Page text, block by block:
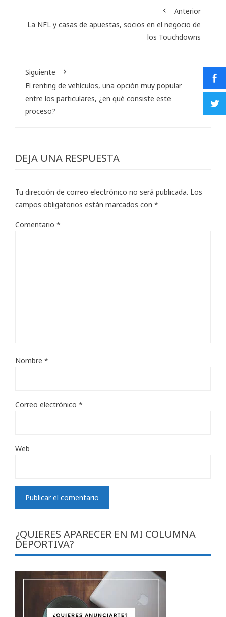
Anterior
La NFL y casas de apuestas, socios en el negocio de
los Touchdowns
Siguiente
El renting de vehículos, una opción muy popular
entre los particulares, ¿en qué consiste este
proceso?
DEJA UNA RESPUESTA
Tu dirección de correo electrónico no será publicada. Los
campos obligatorios están marcados con *
Comentario *
Nombre *
Correo electrónico *
Web
¿QUIERES APARECER EN MI COLUMNA
DEPORTIVA?